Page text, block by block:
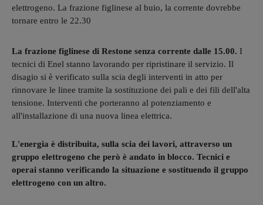
elettrogeno. La frazione figlinese al buio, la corrente dovrebbe
tornare entro le 22.30
La frazione figlinese di Restone senza corrente dalle 15.00. I
tecnici di Enel stanno lavorando per ripristinare il servizio. Il
disagio si è verificato sulla scia degli interventi in atto per
rinnovare le linee tramite la sostituzione dei pali e dei fili dell'alta
tensione. Interventi che porteranno al potenziamento e
all'installazione di una nuova linea elettrica.
L'energia è distribuita, sulla scia dei lavori, attraverso un
gruppo elettrogeno che però è andato in blocco. Tecnici e
operai stanno verificando la situazione e sostituendo il gruppo
elettrogeno con un altro.